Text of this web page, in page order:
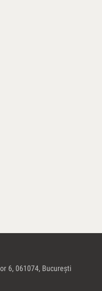
6, 061074, Bucureşti